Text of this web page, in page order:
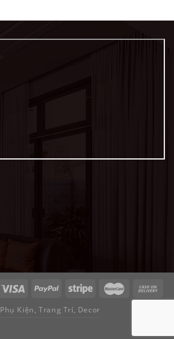
Phụ Kiện, Trang Trí, Decor